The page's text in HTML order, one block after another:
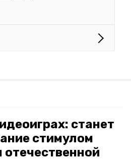
станет
стимулом
отечественной